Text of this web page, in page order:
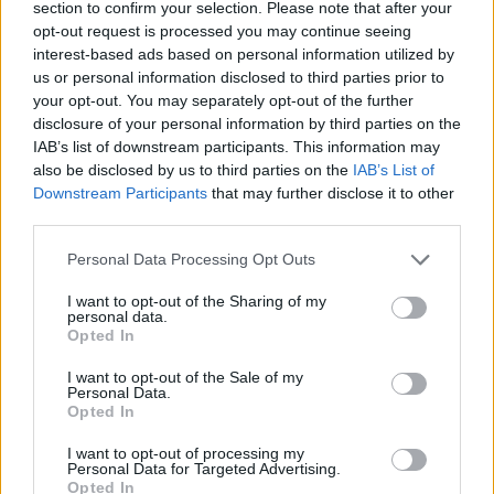
section to confirm your selection. Please note that after your
opt-out request is processed you may continue seeing
interest-based ads based on personal information utilized by
us or personal information disclosed to third parties prior to
your opt-out. You may separately opt-out of the further
disclosure of your personal information by third parties on the
IAB’s list of downstream participants. This information may
also be disclosed by us to third parties on the IAB’s List of
Downstream Participants that may further disclose it to other
Please note that this website/app uses one or more Google
not limited to your visit or usage behaviour. You may click to
grant or deny consent to Google and its third-party tags to
use your data for below specified purposes in below Google
consent section.
Personal Data Processing Opt Outs
I want to opt-out of the Sharing of my
personal data.
Opted In
I want to opt-out of the Sale of my
Personal Data.
Opted In
I want to opt-out of processing my
Personal Data for Targeted Advertising.
Opted In
összeomlását eredményezte. A Nándorfehérvárban rejlő
lehetőségekkel II. Mehmed is tisztában volt, ezért 1456.
július 4-én ostrom alá vette a Száva és Duna találkozásánál
fekvő várat.
A szultán a Konstantinápolynál szerzett tapasztalatok
nyomán a várvívás első napjaiban mozsárágyúira
támaszkodott, hogy kímélje erőit a felesleges áldozatoktól.
leghatékonyabb tüzérséggel, így nem túlzóak azok a török és
itáliai hadijelentések, miszerint a bombázások szinte a
földdel egyenlővé tették a vár falait. Mivel Nándorfehérvár
megfelelően épült, vékony falai és magas tornyai hamar
megadták magukat a záporozó lövedékeknek, és úgy tűnt,
lehetőleg minél nyíltabb terepen indíthassa majd meg. Hogy